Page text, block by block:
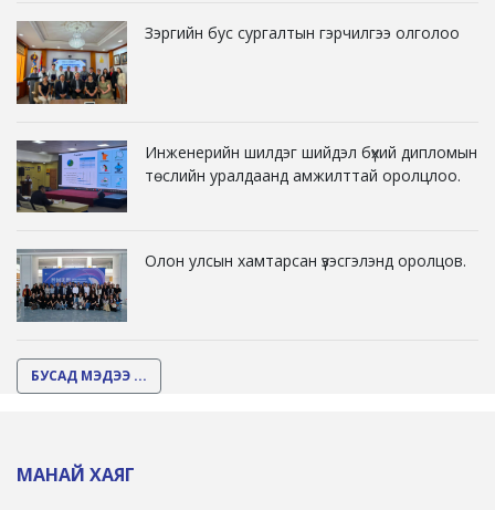
Зэргийн бус сургалтын гэрчилгээ олголоо
Инженерийн шилдэг шийдэл бүхий дипломын
төслийн уралдаанд амжилттай оролцлоо.
Олон улсын хамтарсан үзэсгэлэнд оролцов.
БУСАД МЭДЭЭ ...
МАНАЙ ХАЯГ